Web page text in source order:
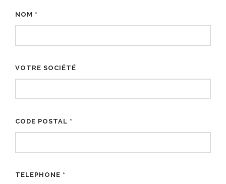
NOM *
VOTRE SOCIÉTÉ
CODE POSTAL *
TELEPHONE *